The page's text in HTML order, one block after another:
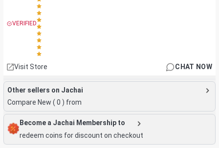
VERIFIED
Visit Store CHAT NOW
Other sellers on Jachai
Compare New ( 0 ) from
Become a Jachai Membership to
redeem coins for discount on checkout